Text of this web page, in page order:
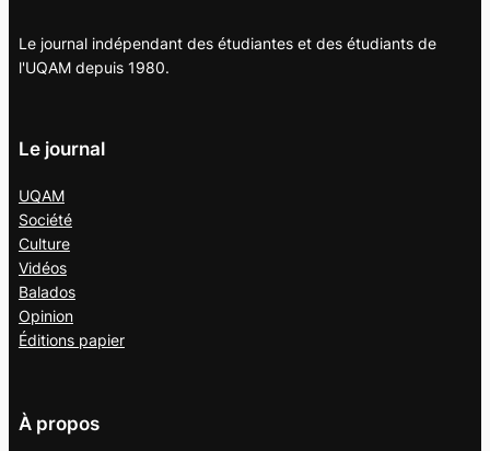
Le journal indépendant des étudiantes et des étudiants de
l'UQAM depuis 1980.
Le journal
UQAM
Société
Culture
Vidéos
Balados
Opinion
Éditions papier
À propos